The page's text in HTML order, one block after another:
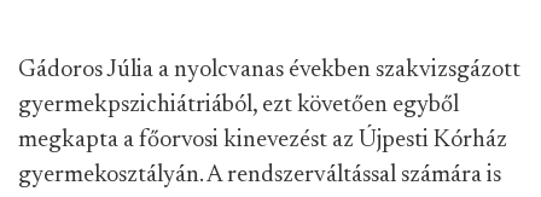
Gádoros Júlia a nyolcvanas években szakvizsgázott
gyermekpszichiátriából, ezt követően egyből
megkapta a főorvosi kinevezést az Újpesti Kórház
gyermekosztályán. A rendszerváltással számára is